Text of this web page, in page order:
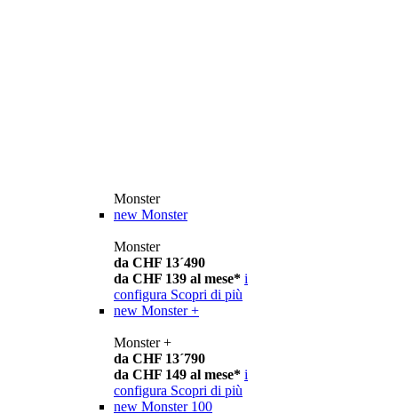
Monster
new Monster
Monster
da CHF 13´490
da CHF 139 al mese* i
configura Scopri di più
new Monster +
Monster +
da CHF 13´790
da CHF 149 al mese* i
configura Scopri di più
new Monster 100